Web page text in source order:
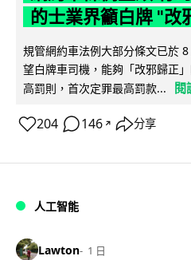
的士業界籲白牌 "改
規管網約車法例大部分條文已於
望白牌車司機，能夠「改邪歸正
高罰則，首次定罪最高罰款...
閱
204 146 ↗ 分享
人工智能
Lawton 1 日